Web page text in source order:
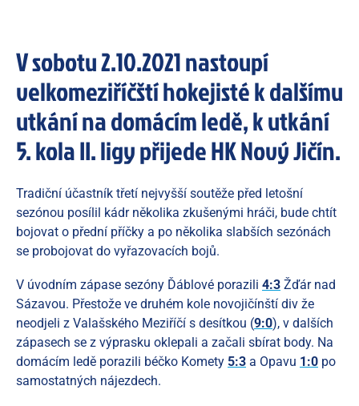
V sobotu 2.10.2021 nastoupí
velkomeziříčští hokejisté k dalšímu
utkání na domácím ledě, k utkání
5. kola II. ligy přijede HK Nový Jičín.
Tradiční účastník třetí nejvyšší soutěže před letošní
sezónou posílil kádr několika zkušenými hráči, bude chtít
bojovat o přední příčky a po několika slabších sezónách
se probojovat do vyřazovacích bojů.
V úvodním zápase sezóny Ďáblové porazili 4:3 Žďár nad
Sázavou. Přestože ve druhém kole novojičínští div že
neodjeli z Valašského Meziříčí s desítkou (9:0), v dalších
zápasech se z výprasku oklepali a začali sbírat body. Na
domácím ledě porazili béčko Komety 5:3 a Opavu 1:0 po
samostatných nájezdech.